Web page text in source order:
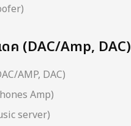
ค (DAC/Amp, DAC)
AMP, DAC)
Amp)
server)